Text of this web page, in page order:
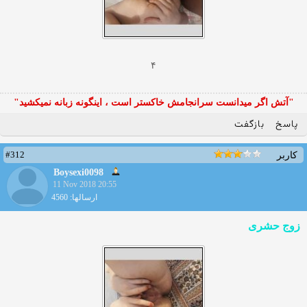
۴
"آتش اگر ميدانست سرانجامش خاكستر است ، اينگونه زبانه نميكشيد"
پاسخ بازگفت
کاربر
#312
Boysexi0098
11 Nov 2018 20:55
ارسالها: 4560
زوج حشری